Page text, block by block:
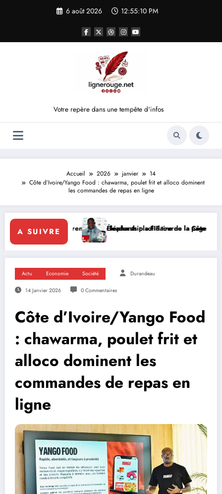
6 août 2026 12:55:10 PM
Votre repère dans une tempête d'infos
Accueil 2026 janvier
14
Côte d’Ivoire/Yango Food : chawarma, poulet frit et alloco dominent
les commandes de repas en ligne
A SUIVRE
renforce le leadership solidaire de la Côte d’Ivoire en Afrique
Éléphants : la FIF tourne la page Emerse Faé
Actu Economie Société Durandeau
14 Janvier 2026 0 Commentaires
Côte d’Ivoire/Yango Food
: chawarma, poulet frit et
alloco dominent les
commandes de repas en
ligne